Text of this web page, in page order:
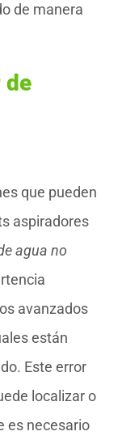
de manera
de
que pueden
aspiradores
agua no
avanzados
están
Este error
localizar o
es necesario